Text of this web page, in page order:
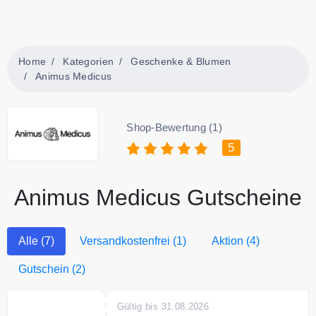
Home Kategorien
Geschenke & Blumen
Animus Medicus
Shop-Bewertung (1)
5
Animus Medicus Gutscheine
Alle (7) Versandkostenfrei (1) Aktion (4)
Gutschein (2)
Gültig bis 31.08.2026